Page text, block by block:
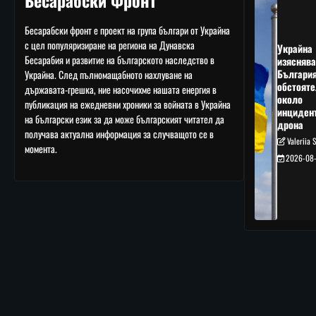
Бесарабски фронт е проект на група българи от Украйна
с цел популяризиране на региона на Дунавска
Бесарабия и развитие на българското наследство в
Украйна. След пълномащабното нахлуване на
държавата-грешка, ние насочихме нашата енергия в
публикация на ежедневни хроники за войната в Украйна
на български език за да може българският читател да
получава актуална информация за случващото се в
момента.
Украйна
около
дрона
Valeriia
2026-